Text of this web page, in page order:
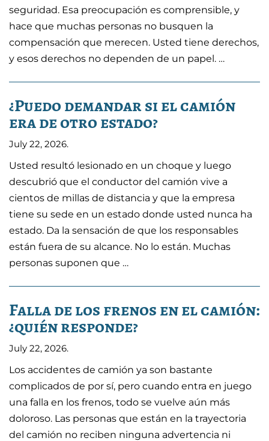
seguridad. Esa preocupación es comprensible, y
hace que muchas personas no busquen la
compensación que merecen. Usted tiene derechos,
y esos derechos no dependen de un papel. …
¿Puedo demandar si el camión
era de otro estado?
July 22, 2026.
Usted resultó lesionado en un choque y luego
descubrió que el conductor del camión vive a
cientos de millas de distancia y que la empresa
tiene su sede en un estado donde usted nunca ha
estado. Da la sensación de que los responsables
están fuera de su alcance. No lo están. Muchas
personas suponen que …
Falla de los frenos en el camión:
¿quién responde?
July 22, 2026.
Los accidentes de camión ya son bastante
complicados de por sí, pero cuando entra en juego
una falla en los frenos, todo se vuelve aún más
doloroso. Las personas que están en la trayectoria
del camión no reciben ninguna advertencia ni